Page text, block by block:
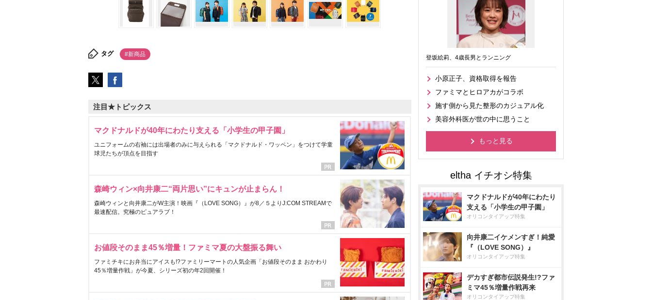
タグ #新商品
注目★トピックス
マクドナルドが40年にわたり支える「小学生の甲子園」
ユニフォームの右袖には出場者のみに与えられる「マクドナルド・ワッペン」をつけて学童
球児たちが頂点を目指す
森崎ウィン×向井康二“両片思い”にキュンが止まらん！
森崎ウィンと向井康二がW主演！映画『（LOVE SONG）』が8／５よりJ:COM STREAMで
最速配信。究極のピュアラブ！
お値段そのまま45％増量！ファミマ夏の大盤振る舞い
ファミチキにお弁当にアイスも!?ファミリーマートの人気企画「お値段そのまま おかわり
45％増量作戦」が今夏、シリーズ初の年2回開催！
登坂絵莉、4歳長男とランニング
小原正子、資格取得を報告
ファミマとヒロアカがコラボ
施す側から見た整形のカジュアル化
美容外科医が世の中に思うこと
もっと見る
マクドナルドが40年にわたり
支える「小学生の甲子園」
オリコンタイアップ特集
向井康二イケメンすぎ！純愛
『（LOVE SONG）』
オリコンタイアップ特集
デカすぎ都市伝説発生!?ファ
ミマ45％増量作戦再来
オリコンタイアップ特集